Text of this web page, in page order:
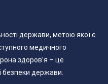
держави, метою якої є
медичного
здоров’я – це
безпеки держави.